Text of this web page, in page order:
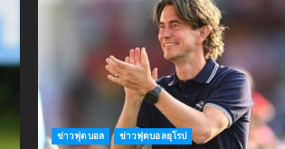
ข่าวฟุตบอล ข่าวฟุตบอลยุโรป